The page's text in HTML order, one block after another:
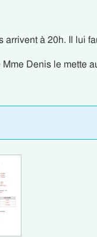
arrivent à 20h. Il lui
Denis le mette